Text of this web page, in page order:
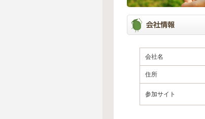
会社名
住所
参加サイト